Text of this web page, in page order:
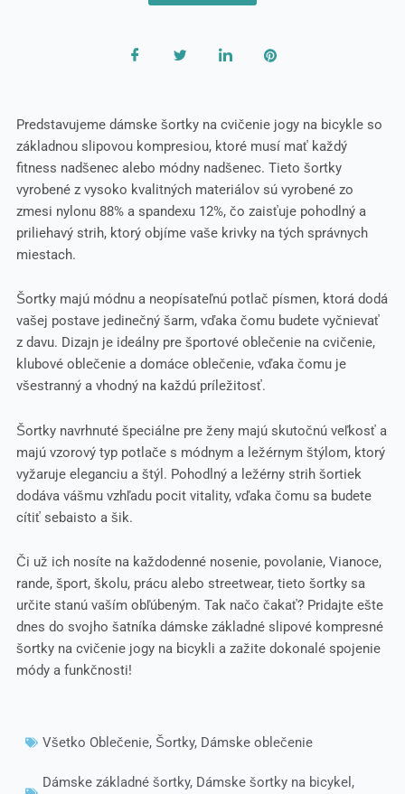
Predstavujeme dámske šortky na cvičenie jogy na bicykle so
základnou slipovou kompresiou, ktoré musí mať každý
fitness nadšenec alebo módny nadšenec. Tieto šortky
vyrobené z vysoko kvalitných materiálov sú vyrobené zo
zmesi nylonu 88% a spandexu 12%, čo zaisťuje pohodlný a
priliehavý strih, ktorý objíme vaše krivky na tých správnych
miestach.
Šortky majú módnu a neopísateľnú potlač písmen, ktorá dodá
vašej postave jedinečný šarm, vďaka čomu budete vyčnievať
z davu. Dizajn je ideálny pre športové oblečenie na cvičenie,
klubové oblečenie a domáce oblečenie, vďaka čomu je
všestranný a vhodný na každú príležitosť.
Šortky navrhnuté špeciálne pre ženy majú skutočnú veľkosť a
majú vzorový typ potlače s módnym a ležérnym štýlom, ktorý
vyžaruje eleganciu a štýl. Pohodlný a ležérny strih šortiek
dodáva vášmu vzhľadu pocit vitality, vďaka čomu sa budete
cítiť sebaisto a šik.
Či už ich nosíte na každodenné nosenie, povolanie, Vianoce,
rande, šport, školu, prácu alebo streetwear, tieto šortky sa
určite stanú vaším obľúbeným. Tak načo čakať? Pridajte ešte
dnes do svojho šatníka dámske základné slipové kompresné
šortky na cvičenie jogy na bicykli a zažite dokonalé spojenie
módy a funkčnosti!
Všetko Oblečenie, Šortky, Dámske oblečenie
Dámske základné šortky, Dámske šortky na bicykel ,